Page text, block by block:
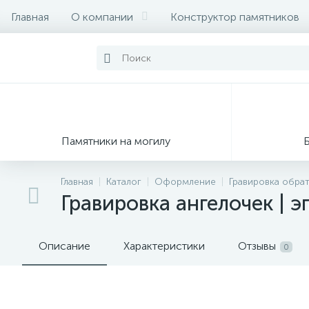
Главная О компании Конструктор памятников
Памятники на могилу
Главная Каталог Оформление Гравировка
Гравировка ангелочек |
Описание Характеристики Отзывы 0